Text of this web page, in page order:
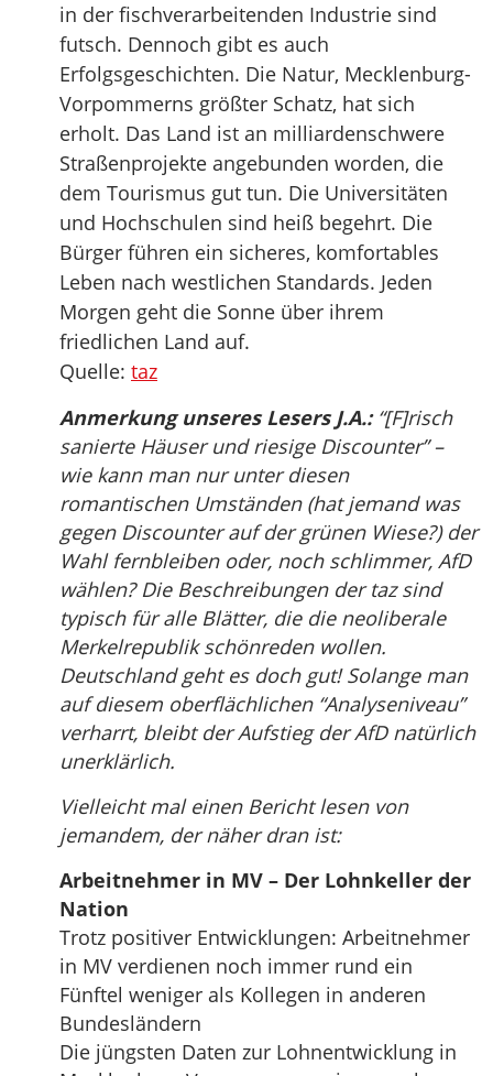
in der fischverarbeitenden Industrie sind
futsch. Dennoch gibt es auch
Erfolgsgeschichten. Die Natur, Mecklenburg-
Vorpommerns größter Schatz, hat sich
erholt. Das Land ist an milliardenschwere
Straßenprojekte angebunden worden, die
dem Tourismus gut tun. Die Universitäten
und Hochschulen sind heiß begehrt. Die
Bürger führen ein sicheres, komfortables
Leben nach westlichen Standards. Jeden
Morgen geht die Sonne über ihrem
friedlichen Land auf.
Quelle: taz
Anmerkung unseres Lesers J.A.:“[F]risch
sanierte Häuser und riesige Discounter” –
wie kann man nur unter diesen
romantischen Umständen (hat jemand was
gegen Discounter auf der grünen Wiese?) der
Wahl fernbleiben oder, noch schlimmer, AfD
wählen? Die Beschreibungen der taz sind
typisch für alle Blätter, die die neoliberale
Merkelrepublik schönreden wollen.
Deutschland geht es doch gut! Solange man
auf diesem oberflächlichen “Analyseniveau”
verharrt, bleibt der Aufstieg der AfD natürlich
unerklärlich.
Vielleicht mal einen Bericht lesen von
jemandem, der näher dran ist:
Arbeitnehmer in MV – Der Lohnkeller der
Nation
Trotz positiver Entwicklungen: Arbeitnehmer
in MV verdienen noch immer rund ein
Fünftel weniger als Kollegen in anderen
Bundesländern
Die jüngsten Daten zur Lohnentwicklung in